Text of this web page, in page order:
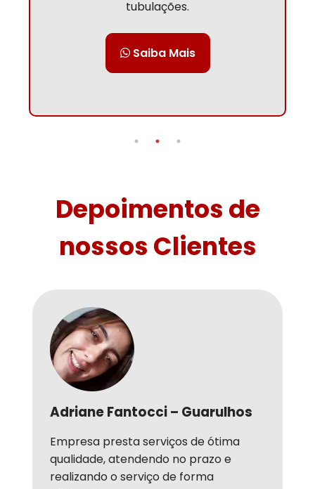
Saiba Mais
Depoimentos de
nossos Clientes
Adriane Fantocci – Guarulhos
Empresa presta serviços de ótima
qualidade, atendendo no prazo e
realizando o serviço de forma